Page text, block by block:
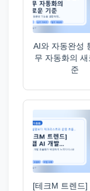
AI와 자동완성
무 자동화의 새
준
[테크M 트렌드]